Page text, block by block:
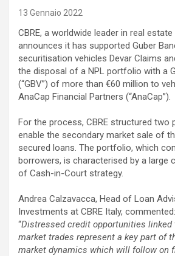
13 Gennaio 2022
CBRE, a worldwide leader in real
announces it has supported Guber
securitisation vehicles Devar Claims
the disposal of a NPL portfolio with a
(“GBV”) of more than €60 million to
AnaCap Financial Partners (“AnaCap”).
For the process, CBRE structured two
enable the secondary market sale of
secured loans. The portfolio, which
borrowers, is characterised by a large
of Cash-in-Court strategy.
Andrea Calzavacca, Head of Loan
Investments at CBRE Italy, commented:
“Distressed credit opportunities linked
market trades represent a key part of
market dynamics which will follow on